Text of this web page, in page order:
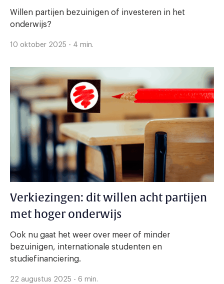
Willen partijen bezuinigen of investeren in het
onderwijs?
10 oktober 2025 - 4 min.
Verkiezingen: dit willen acht partijen
met hoger onderwijs
Ook nu gaat het weer over meer of minder
bezuinigen, internationale studenten en
studiefinanciering.
22 augustus 2025 - 6 min.